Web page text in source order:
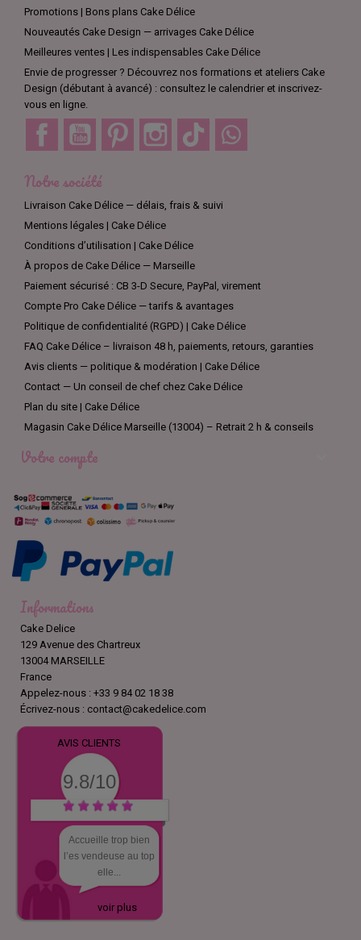
Promotions | Bons plans Cake Délice
Nouveautés Cake Design — arrivages Cake Délice
Meilleures ventes | Les indispensables Cake Délice
Envie de progresser ? Découvrez nos formations et ateliers Cake
Design (débutant à avancé) : consultez le calendrier et inscrivez-
vous en ligne.
Facebook YouTube Pinterest Instagram TikTok
Notre société
Livraison Cake Délice — délais, frais & suivi
Mentions légales | Cake Délice
Conditions d’utilisation | Cake Délice
À propos de Cake Délice — Marseille
Paiement sécurisé : CB 3-D Secure, PayPal, virement
Compte Pro Cake Délice — tarifs & avantages
Politique de confidentialité (RGPD) | Cake Délice
FAQ Cake Délice – livraison 48 h, paiements, retours, garanties
Avis clients — politique & modération | Cake Délice
Contact — Un conseil de chef chez Cake Délice
Plan du site | Cake Délice
Magasin Cake Délice Marseille (13004) – Retrait 2 h & conseils
Votre compte
Informations
Cake Delice
129 Avenue des Chartreux
13004 MARSEILLE
France
Appelez-nous : +33 9 84 02 18 38
Écrivez-nous : contact@cakedelice.com
AVIS CLIENTS
9.8/10
Accueille trop bien
l’es vendeuse au top
elle...
voir plus